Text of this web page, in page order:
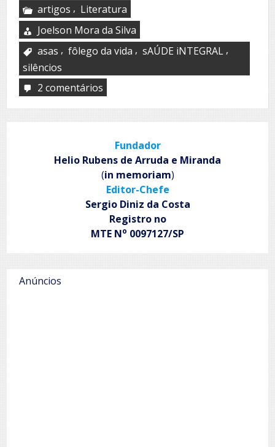
artigos , Literatura
Joelson Mora da Silva
asas , fôlego da vida , sAÚDE iNTEGRAL ,
silêncios
2 comentários
asas,
fôlego
de
vida
Fundador
Helio Rubens de Arruda e Miranda
(in memoriam)
Editor-Chefe
Sergio Diniz da Costa
Registro no
MTE No 0097127/SP
Anúncios